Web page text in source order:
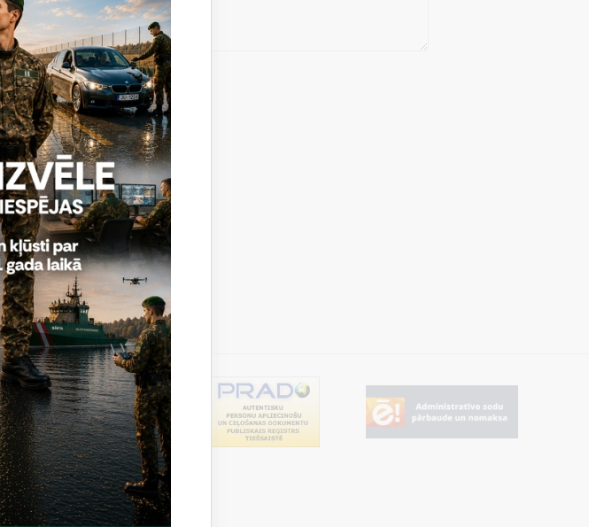
saziņai
bija noderīga?